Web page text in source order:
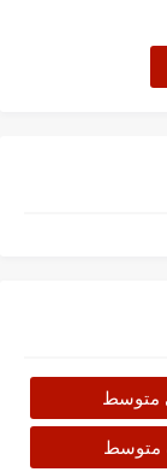
متوسط
متوسط